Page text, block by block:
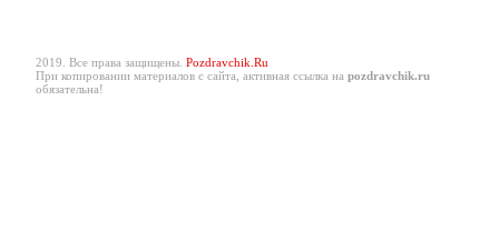
2019. Все права защищены. Pozdravchik.Ru
При копировании материалов с сайта, активная ссылка на pozdravchik.ru
обязательна!